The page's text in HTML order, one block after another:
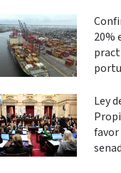
20%
Ley
favor